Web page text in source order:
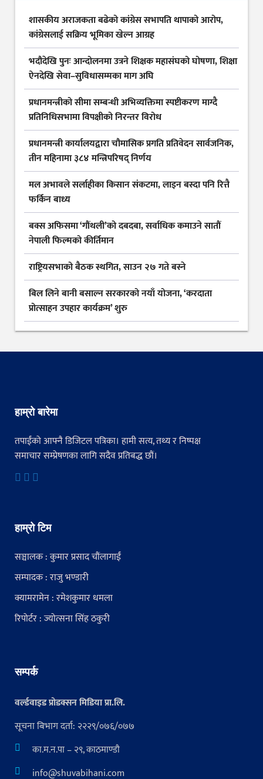
शासकीय अराजकता बढेको कांग्रेस सभापति थापाको आरोप,
कांग्रेसलाई सक्रिय भूमिका खेल्न आग्रह
भदौदेखि पुनः आन्दोलनमा उत्रने शिक्षक महासंघको घोषणा, शिक्षा
ऐनदेखि सेवा–सुविधासम्मका माग अघि
प्रधानमन्त्रीको सीमा सम्बन्धी अभिव्यक्तिमा स्पष्टीकरण माग्दै
प्रतिनिधिसभामा विपक्षीको निरन्तर विरोध
प्रधानमन्त्री कार्यालयद्वारा चौमासिक प्रगति प्रतिवेदन सार्वजनिक,
तीन महिनामा ३८४ मन्त्रिपरिषद् निर्णय
मल अभावले सर्लाहीका किसान संकटमा, लाइन बस्दा पनि रित्तै
फर्किन बाध्य
बक्स अफिसमा ‘गौंथली’को दबदबा, सर्वाधिक कमाउने सातौं
नेपाली फिल्मको कीर्तिमान
राष्ट्रियसभाको बैठक स्थगित, साउन २७ गते बस्ने
बिल लिने बानी बसाल्न सरकारको नयाँ योजना, ‘करदाता
प्रोत्साहन उपहार कार्यक्रम’ शुरु
हाम्रो बारेमा
तपाईंको आफ्नै डिजिटल पत्रिका। हामी सत्य, तथ्य र निष्पक्ष
समाचार सम्प्रेषणका लागि सदैव प्रतिबद्ध छौं।
हाम्रो टिम
सञ्चालक : कुमार प्रसाद चौंलागाईं
सम्पादक : राजु भण्डारी
क्यामरामेन : रमेशकुमार धमला
रिपोर्टर : ज्योत्सना सिंह ठकुरी
सम्पर्क
वर्ल्डवाइड प्रोडक्सन मिडिया प्रा.लि.
सूचना बिभाग दर्ता: २२२९/०७६/०७७
का.म.न.पा – २९, काठमाण्डौ
info@shuvabihani.com